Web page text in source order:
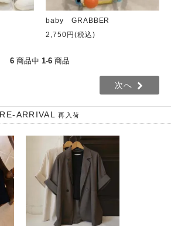
baby GRABBER
2,750円(税込)
6 商品中 1-6 商品
次へ
RE-ARRIVAL再入荷